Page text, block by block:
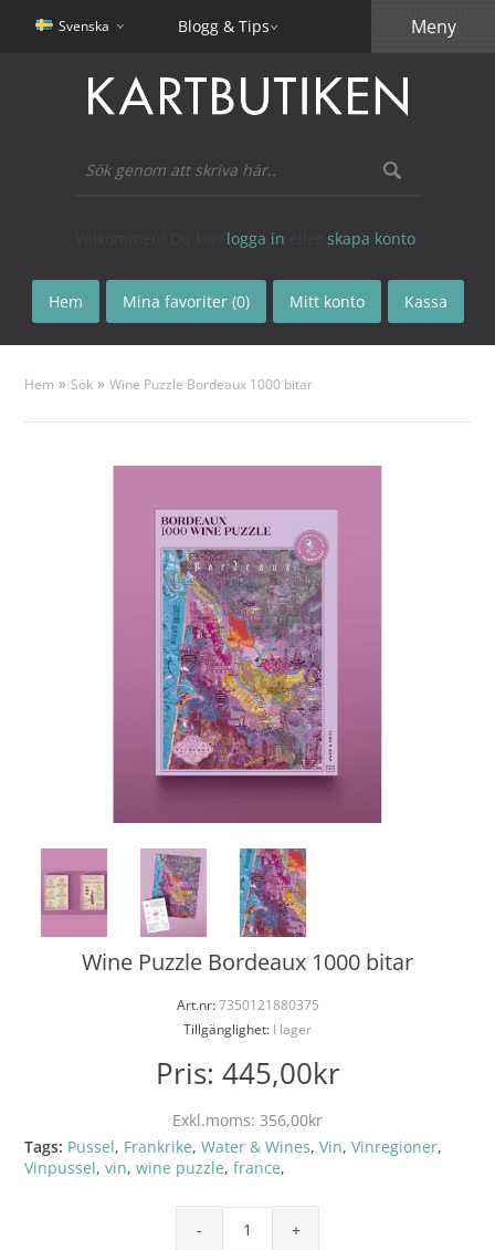
Svenska Blogg & Tips
logga in skapa konto
Hem Mina favoriter (0) Mitt konto Kassa
Meny
Hem » Sök »Wine Puzzle Bordeaux 1000 bitar
Wine Puzzle Bordeaux 1000 bitar
Art.nr:7350121880375
Tillgänglighet: I lager
Pris: 445,00kr
Exkl.moms: 356,00kr
Tags: Pussel, Frankrike,Water & Wines,Vin,Vinregioner,
Vinpussel,vin,wine puzzle,france,